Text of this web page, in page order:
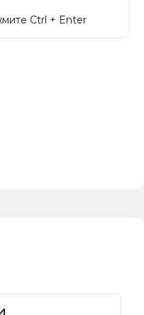
Ctrl + Enter